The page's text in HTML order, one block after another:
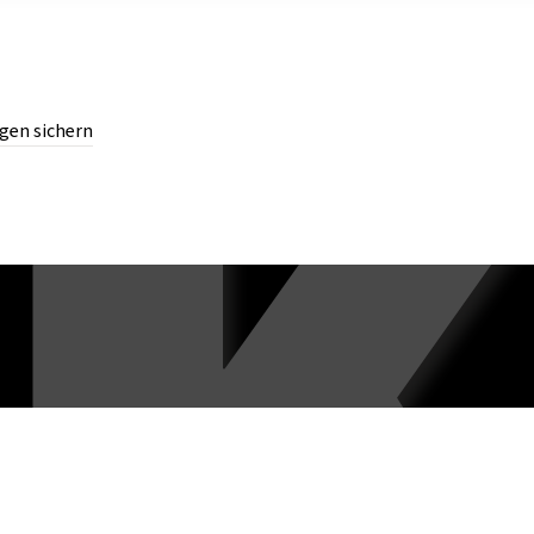
sichern